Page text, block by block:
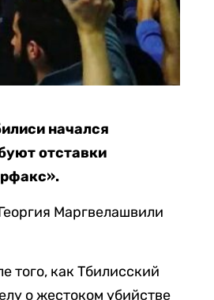
начался
отставки
Маргвелашвили
того, как Тбилисский
о жестоком убийстве